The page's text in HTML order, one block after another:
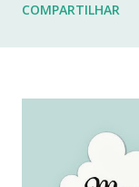
fraturas. Esses
Não posso
momento, minha
saúde e buscar
COMPARTILHAR